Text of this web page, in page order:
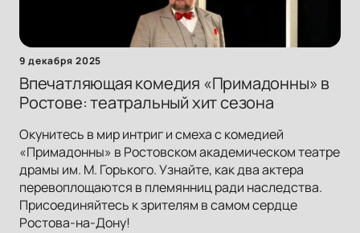
9 декабря 2025
Впечатляющая комедия «Примадонны» в
Ростове: театральный хит сезона
Окунитесь в мир интриг и смеха с комедией
«Примадонны» в Ростовском академическом театре
драмы им. М. Горького. Узнайте, как два актера
перевоплощаются в племянниц ради наследства.
Присоединяйтесь к зрителям в самом сердце
Ростова-на-Дону!